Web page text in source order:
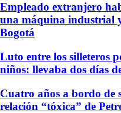
Empleado extranjero
una máquina industrial
Bogotá
Luto entre los silleteros
niños: llevaba dos días
Cuatro años a bordo de
relación “tóxica” de